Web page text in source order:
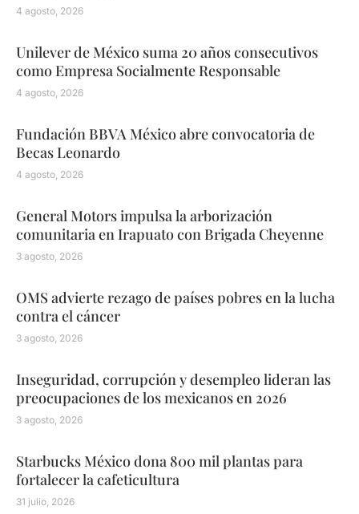
4 agosto, 2026
Unilever de México suma 20 años consecutivos
como Empresa Socialmente Responsable
4 agosto, 2026
Fundación BBVA México abre convocatoria de
Becas Leonardo
4 agosto, 2026
General Motors impulsa la arborización
comunitaria en Irapuato con Brigada Cheyenne
3 agosto, 2026
OMS advierte rezago de países pobres en la lucha
contra el cáncer
3 agosto, 2026
Inseguridad, corrupción y desempleo lideran las
preocupaciones de los mexicanos en 2026
3 agosto, 2026
Starbucks México dona 800 mil plantas para
fortalecer la cafeticultura
31 julio, 2026